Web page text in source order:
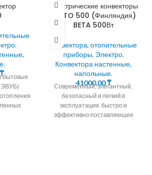
₸бытовые
Электрические конвекторы
ENSTO 500 (Финляндия)
BETA 500Вт
Конвектора, отопительные
приборы, Электро.
Конвектора настенные,
напольные.
41000,00₸
Современный, элегантный,
безопасный и легкий в
эксплуатации, быстро и
эффективно поставляющее